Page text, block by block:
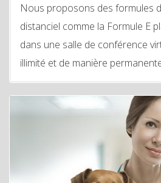
Nous proposons des formules
distanciel comme la Formule E
dans une salle de conférence
illimité et de manière